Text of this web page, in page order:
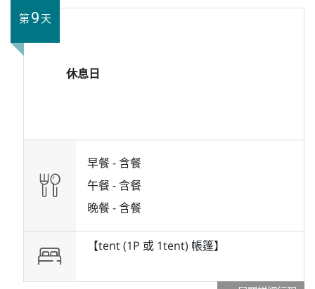
第9 天
休息日
早餐 -含餐
午餐 -含餐
晚餐 -含餐
【tent (1P 或 1tent) 帳篷】